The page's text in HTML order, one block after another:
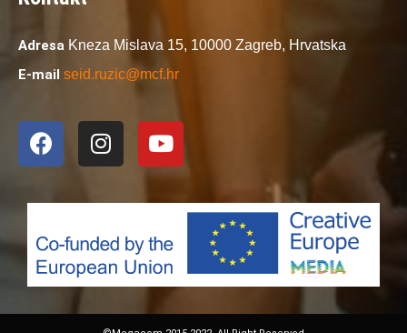
Adresa Kneza Mislava 15, 10000 Zagreb, Hrvatska
E-mail seid.ruzic@mcf.hr